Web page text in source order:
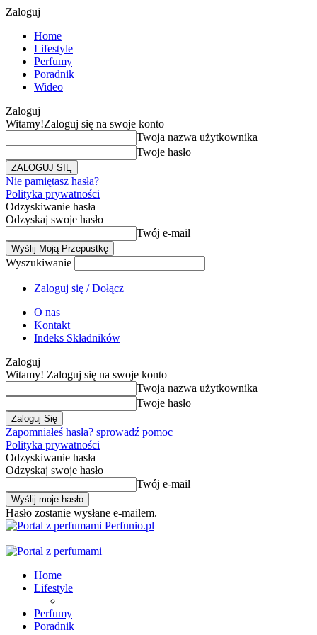
Zaloguj
Home
Lifestyle
Perfumy
Poradnik
Wideo
Zaloguj
Witamy!Zaloguj się na swoje konto
Twoja nazwa użytkownika
Twoje hasło
Nie pamiętasz hasła?
Polityka prywatności
Odzyskiwanie hasła
Odzyskaj swoje hasło
Twój e-mail
Wyszukiwanie
Zaloguj się / Dołącz
O nas
Kontakt
Indeks Składników
Zaloguj
Witamy! Zaloguj się na swoje konto
Twoja nazwa użytkownika
Twoje hasło
Zapomniałeś hasła? sprowadź pomoc
Polityka prywatności
Odzyskiwanie hasła
Odzyskaj swoje hasło
Twój e-mail
Hasło zostanie wysłane e-mailem.
Perfunio.pl
Home
Lifestyle
Perfumy
Poradnik